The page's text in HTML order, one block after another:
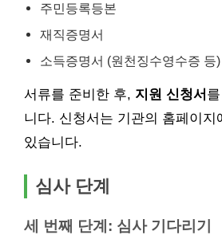
주민등록등본
재직증명서
소득증명서 (원천징수영수증 등)
서류를 준비한 후, 지원 신청서
니다. 신청서는 기관의 홈페이지
있습니다.
심사 단계
세 번째 단계: 심사 기다리기